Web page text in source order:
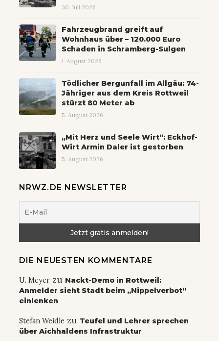
30. Juli 2026
Fahrzeugbrand greift auf
Wohnhaus über – 120.000 Euro
Schaden in Schramberg-Sulgen
1. August 2026
Tödlicher Bergunfall im Allgäu: 74-
Jähriger aus dem Kreis Rottweil
stürzt 80 Meter ab
5. August 2026
„Mit Herz und Seele Wirt“: Eckhof-
Wirt Armin Daler ist gestorben
5. August 2026
NRWZ.DE NEWSLETTER
DIE NEUESTEN KOMMENTARE
U. Meyer zu Nackt-Demo in Rottweil:
Anmelder sieht Stadt beim „Nippelverbot“
einlenken
Stefan Weidle zu Teufel und Lehrer sprechen
über Aichhaldens Infrastruktur